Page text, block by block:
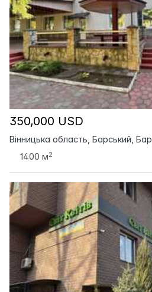
350,000 USD
Вінницька область, Барський, Бар
1400 м2